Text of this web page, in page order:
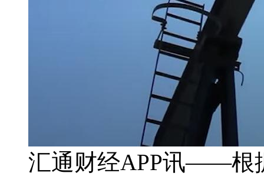
汇通财经APP讯——根